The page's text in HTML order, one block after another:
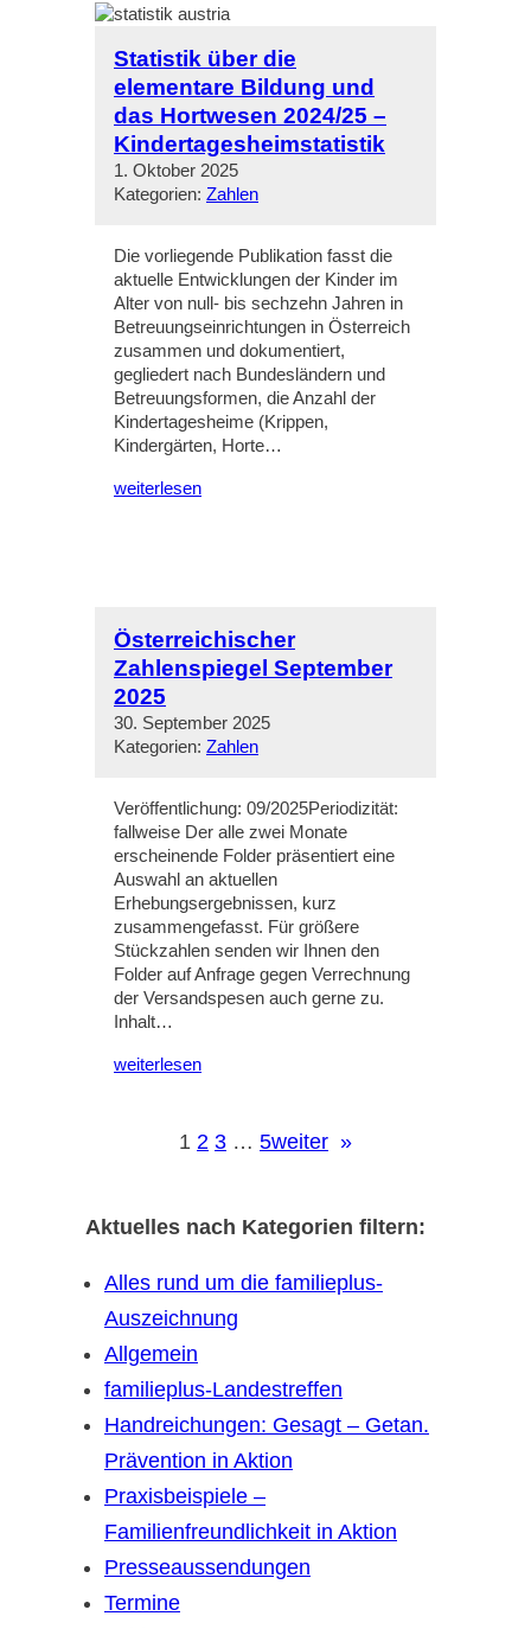
Statistik über die
elementare Bildung und
das Hortwesen 2024/25 –
Kindertagesheimstatistik
1. Oktober 2025
Kategorien: Zahlen
Die vorliegende Publikation fasst die
aktuelle Entwicklungen der Kinder im
Alter von null- bis sechzehn Jahren in
Betreuungseinrichtungen in Österreich
zusammen und dokumentiert,
gegliedert nach Bundesländern und
Betreuungsformen, die Anzahl der
Kindertagesheime (Krippen,
Kindergärten, Horte…
weiterlesen
Österreichischer
Zahlenspiegel September
2025
30. September 2025
Kategorien: Zahlen
Veröffentlichung: 09/2025Periodizität:
fallweise Der alle zwei Monate
erscheinende Folder präsentiert eine
Auswahl an aktuellen
Erhebungsergebnissen, kurz
zusammengefasst. Für größere
Stückzahlen senden wir Ihnen den
Folder auf Anfrage gegen Verrechnung
der Versandspesen auch gerne zu.
Inhalt…
weiterlesen
1 2 3 … 5weiter »
Aktuelles nach Kategorien filtern:
Alles rund um die familieplus-
Auszeichnung
Allgemein
familieplus-Landestreffen
Handreichungen: Gesagt – Getan.
Prävention in Aktion
Praxisbeispiele –
Familienfreundlichkeit in Aktion
Presseaussendungen
Termine